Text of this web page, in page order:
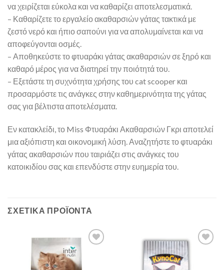
να χειρίζεται εύκολα και να καθαρίζει αποτελεσματικά.
– Καθαρίζετε το εργαλείο ακαθαρσιών γάτας τακτικά με
ζεστό νερό και ήπιο σαπούνι για να απολυμαίνεται και να
αποφεύγονται οσμές.
– Αποθηκεύστε το φτυαράκι γάτας ακαθαρσιών σε ξηρό και
καθαρό μέρος για να διατηρεί την ποιότητά του.
– Εξετάστε τη συχνότητα χρήσης του cat scooper και
προσαρμόστε τις ανάγκες στην καθημερινότητα της γάτας
σας για βέλτιστα αποτελέσματα.
Εν κατακλείδι, το Miss Φτυαράκι Ακαθαρσιών Γκρι αποτελεί
μια αξιόπιστη και οικονομική λύση. Αναζητήστε το φτυαράκι
γάτας ακαθαρσιών που ταιριάζει στις ανάγκες του
κατοικιδίου σας και επενδύστε στην ευημερία του.
ΣΧΕΤΙΚΆ ΠΡΟΪΌΝΤΑ